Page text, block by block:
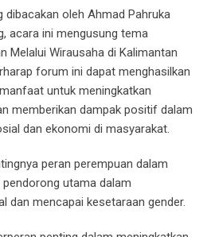
dibacakan oleh Ahmad Pahruka
acara ini mengusung tema
Melalui Wirausaha di Kalimantan
forum ini dapat menghasilkan
untuk meningkatkan
memberikan dampak positif dalam
dan ekonomi di masyarakat.
peran perempuan dalam
utama dalam
dan mencapai kesetaraan gender.